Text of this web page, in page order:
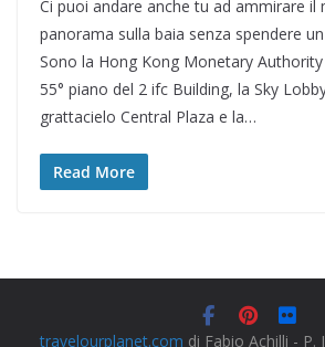
Ci puoi andare anche tu ad ammirare il
panorama sulla baia senza spendere
Sono la Hong Kong Monetary
55° piano del 2 ifc Building, la Sky
grattacielo Central Plaza e la…
Read More
travelourplanet.com di Fabio Achilli - P.